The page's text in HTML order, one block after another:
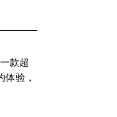
款超
验，